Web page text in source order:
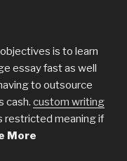
is to learn
essay fast as well
to outsource
cash. custom writing
restricted meaning if
More